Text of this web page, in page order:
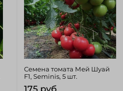
Семена томата Мей Шуай
F1, Seminis, 5 шт.
175 руб